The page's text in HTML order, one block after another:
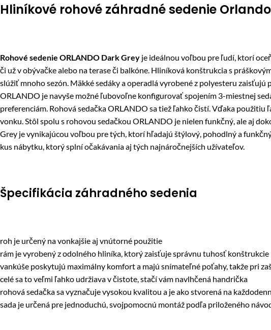
Hliníkové rohové záhradné sedenie
Rohové sedenie ORLANDO Dark Grey je ideálnou voľbou pre ľudí, ktorí
či už v obývačke alebo na terase či balkóne. Hliníková konštrukcia s
slúžiť mnoho sezón. Mäkké sedáky a operadlá vyrobené z polyesteru
ORLANDO je navyše možné ľubovoľne konfigurovať spojením 3-miestnej
preferenciám. Rohová sedačka ORLANDO sa tiež ľahko čistí. Vďaka
vonku. Stôl spolu s rohovou sedačkou ORLANDO je nielen funkčný, ale aj
Grey je vynikajúcou voľbou pre tých, ktorí hľadajú štýlový, pohodlný a
kus nábytku, ktorý splní očakávania aj tých najnáročnejších užívateľov.
Špecifikácia záhradného sedenia
roh je určený na vonkajšie aj vnútorné použitie
rám je vyrobený z odolného hliníka, ktorý zaisťuje správnu tuhosť konštrukcie
vankúše poskytujú maximálny komfort a majú snímateľné poťahy, takže pri
celé sa to veľmi ľahko udržiava v čistote, stačí vám navlhčená handrička
rohová sedačka sa vyznačuje vysokou kvalitou a je ako stvorená na
sada je určená pre jednoduchú, svojpomocnú montáž podľa priloženého